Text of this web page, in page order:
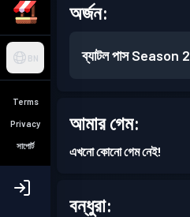
BN
Terms
Privacy
সাপোর্ট
অর্জন:
ব্যাটল পাস Season 2
আমার গেম:
এখনো কোনো গেম নেই!
বন্ধুরা: